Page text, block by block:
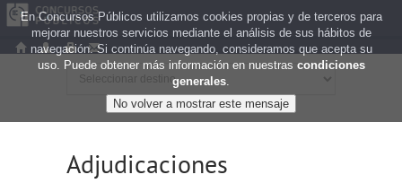
Adjudicaciones
En Concursos Públicos utilizamos cookies propias y de terceros para
mejorar nuestros servicios mediante el análisis de sus hábitos de
navegación. Si continúa navegando, consideramos que acepta su
uso. Puede obtener más información en nuestras condiciones
generales.